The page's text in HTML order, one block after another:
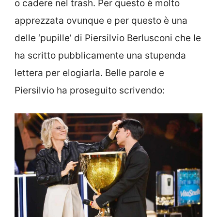
o cadere nel trash. Per questo è molto
apprezzata ovunque e per questo è una
delle ‘pupille’ di Piersilvio Berlusconi che le
ha scritto pubblicamente una stupenda
lettera per elogiarla. Belle parole e
Piersilvio ha proseguito scrivendo: